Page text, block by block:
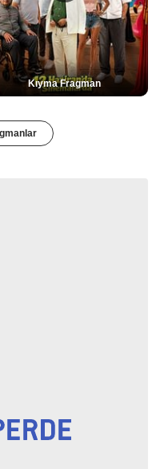
Kıyma Fragman